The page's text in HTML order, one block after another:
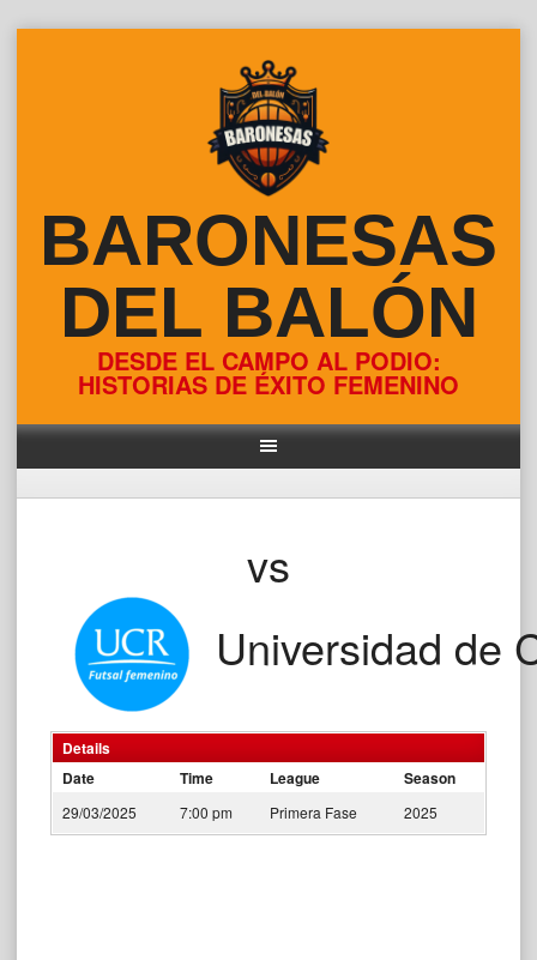
BARONESAS
DEL BALÓN
DESDE EL CAMPO AL PODIO:
HISTORIAS DE ÉXITO FEMENINO
vs
Universidad de
Details
Date
Time League Season
29/03/2025 7:00 pm Primera Fase 2025